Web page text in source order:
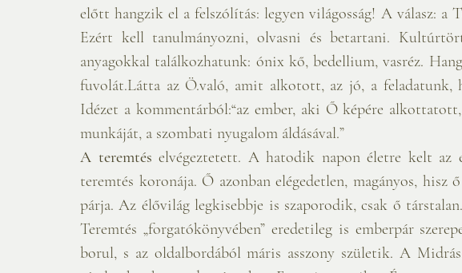
előtt hangzik el a felszólítás: legyen világosság! A válasz: a
Ezért kell tanulmányozni, olvasni és betartani.
anyagokkal találkozhatunk: ónix kő, bedellium, vasréz.
fuvolát.Látta az Ö.való, amit alkotott, az jó, a feladatunk,
Idézet a kommentárból:“az ember, aki Ő képére
munkáját, a szombati nyugalom áldásával.”
A teremtés elvégeztetett. A hatodik napon életre kelt
teremtés koronája. Ő azonban elégedetlen, magányos, hisz
párja. Az élővilág legkisebbje is szaporodik, csak ő
Teremtés „forgatókönyvében” eredetileg is emberpár
borul, s az oldalbordából máris asszony születik. A Midrás,